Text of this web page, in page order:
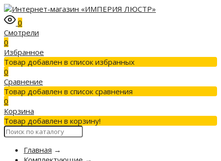
0
Смотрели
0
Избранное
Товар добавлен в список избранных
0
Сравнение
Товар добавлен в список сравнения
0
Корзина
Товар добавлен в корзину!
Главная →